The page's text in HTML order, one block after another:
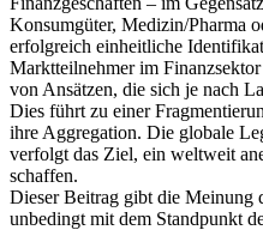
Konsumgüter, Medizin/Pharma
erfolgreich einheitliche
Marktteilnehmer im
von Ansätzen, die sich je nach
Dies führt zu einer
ihre Aggrega­tion. Die globale
verfolgt das Ziel, ein weltweit
schaffen.
Dieser Beitrag gibt die Meinung
unbedingt mit dem Standpunkt